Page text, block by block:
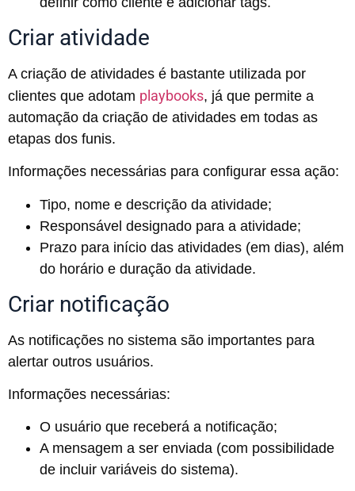
Criar atividade
A criação de atividades é bastante utilizada por
clientes que adotam playbooks, já que permite a
automação da criação de atividades em todas as
etapas dos funis.
Informações necessárias para configurar essa ação:
Tipo, nome e descrição da atividade;
Responsável designado para a atividade;
Prazo para início das atividades (em dias), além
do horário e duração da atividade.
Criar notificação
As notificações no sistema são importantes para
alertar outros usuários.
Informações necessárias:
O usuário que receberá a notificação;
A mensagem a ser enviada (com possibilidade
de incluir variáveis do sistema).